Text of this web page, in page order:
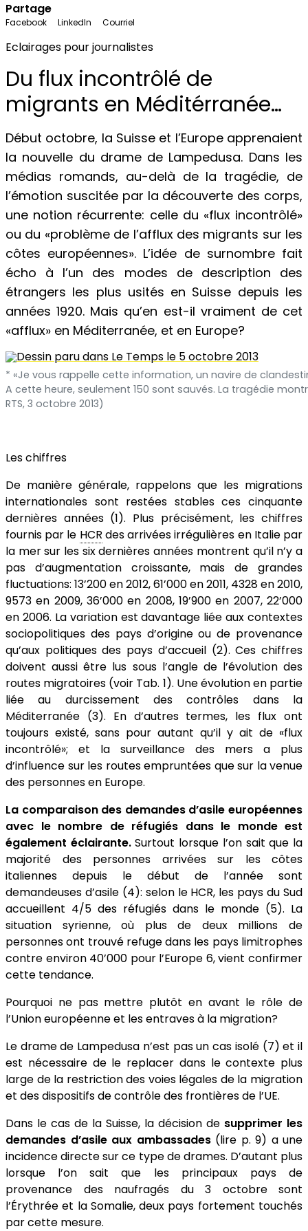
Partage
Facebook LinkedIn Courriel
Eclairages pour journalistes
Du flux incontrôlé de
migrants en Méditérranée…
Début octobre, la Suisse et l’Europe apprenaient
la nouvelle du drame de Lampedusa. Dans les
médias romands, au-delà de la tragédie, de
l’émotion suscitée par la découverte des corps,
une notion récurrente: celle du «flux incontrôlé»
ou du «problème de l’afflux des migrants sur les
côtes européennes». L’idée de surnombre fait
écho à l’un des modes de description des
étrangers les plus usités en Suisse depuis les
années 1920. Mais qu’en est-il vraiment de cet
«afflux» en Méditerranée, et en Europe?
* «Je vous rappelle cette information, un navire de
A cette heure, seulement 150 sont sauvés. La tragédie
RTS, 3 octobre 2013)
Les chiffres
De manière générale, rappelons que les migrations
internationales sont restées stables ces cinquante
dernières années (1). Plus précisément, les chiffres
fournis par le HCR des arrivées irrégulières en Italie par
la mer sur les six dernières années montrent qu’il n’y a
pas d’augmentation croissante, mais de grandes
fluctuations: 13’200 en 2012, 61’000 en 2011, 4328 en 2010,
9573 en 2009, 36’000 en 2008, 19’900 en 2007, 22’000
en 2006. La variation est davantage liée aux contextes
sociopolitiques des pays d’origine ou de provenance
qu’aux politiques des pays d’accueil (2). Ces chiffres
doivent aussi être lus sous l’angle de l’évolution des
routes migratoires (voir Tab. 1). Une évolution en partie
liée au durcissement des contrôles dans la
Méditerranée (3). En d’autres termes, les flux ont
toujours existé, sans pour autant qu’il y ait de «flux
incontrôlé»; et la surveillance des mers a plus
d’influence sur les routes empruntées que sur la venue
des personnes en Europe.
La comparaison des demandes d’asile européennes
avec le nombre de réfugiés dans le monde est
également éclairante.Surtout lorsque l’on sait que la
majorité des personnes arrivées sur les côtes
italiennes depuis le début de l’année sont
demandeuses d’asile (4): selon le HCR, les pays du Sud
accueillent 4/5 des réfugiés dans le monde (5). La
situation syrienne, où plus de deux millions de
personnes ont trouvé refuge dans les pays limitrophes
contre environ 40’000 pour l’Europe 6, vient confirmer
cette tendance.
Pourquoi ne pas mettre plutôt en avant le rôle de
l’Union européenne et les entraves à la migration?
Le drame de Lampedusa n’est pas un cas isolé (7) et il
est nécessaire de le replacer dans le contexte plus
large de la restriction des voies légales de la migration
et des dispositifs de contrôle des frontières de l’UE.
Dans le cas de la Suisse, la décision de supprimer les
demandes d’asile aux ambassades(lire p. 9) a une
incidence directe sur ce type de drames. D’autant plus
lorsque l’on sait que les principaux pays de
provenance des naufragés du 3 octobre sont
l’Érythrée et la Somalie, deux pays fortement touchés
par cette mesure.